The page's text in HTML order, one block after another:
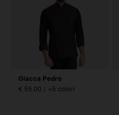
Giacca Pedro
€ 55.00 / +5 colori